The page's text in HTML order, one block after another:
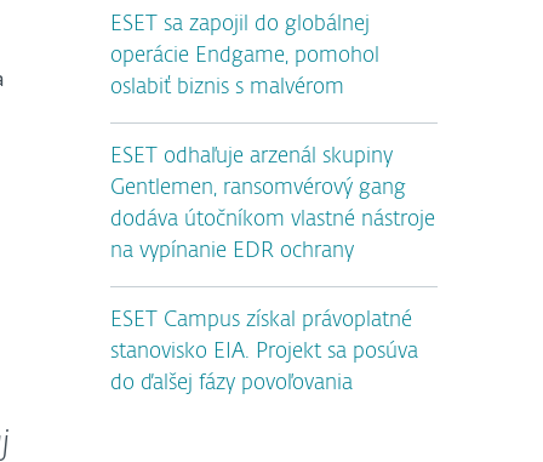
ESET sa zapojil do globálnej
operácie Endgame, pomohol
oslabiť biznis s malvérom
ESET odhaľuje arzenál skupiny
Gentlemen, ransomvérový gang
dodáva útočníkom vlastné nástroje
na vypínanie EDR ochrany
ESET Campus získal právoplatné
stanovisko EIA. Projekt sa posúva
do ďalšej fázy povoľovania